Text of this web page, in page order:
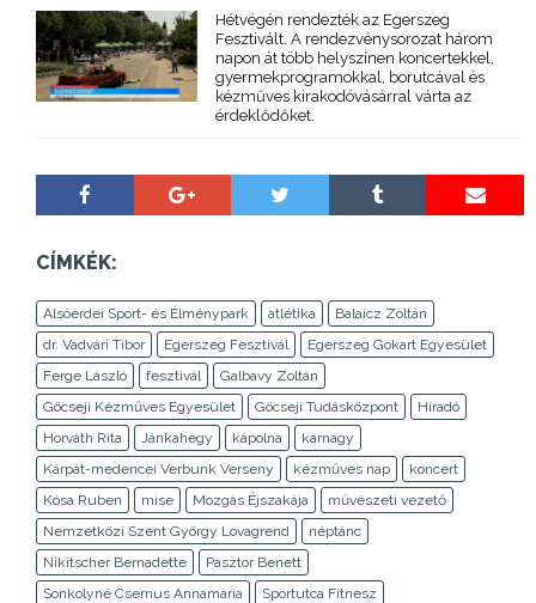
Hétvégén rendezték az Egerszeg
Fesztivált. A rendezvénysorozat három
napon át több helyszínen koncertekkel,
gyermekprogramokkal, borutcával és
kézműves kirakodóvásárral várta az
érdeklődőket.
CÍMKÉK:
Alsóerdei Sport- és Élménypark atlétika
Balaicz Zoltán
dr. Vadvári Tibor
Egerszeg Fesztivál
Egerszeg Gokart Egyesület
Ferge László
fesztivál
Galbavy Zoltán
Göcseji Kézműves Egyesület
Göcseji Tudásközpont
Híradó
Horváth Rita
Jánkahegy kápolna
karnagy
Kárpát-medencei Verbunk Verseny
kézműves nap
koncert
Kósa Ruben
mise Mozgás Éjszakája
művészeti vezető
Nemzetközi Szent György Lovagrend
néptánc
Nikitscher Bernadette
Pásztor Benett
Sonkolyné Csernus Annamária
Sportutca Fitnesz